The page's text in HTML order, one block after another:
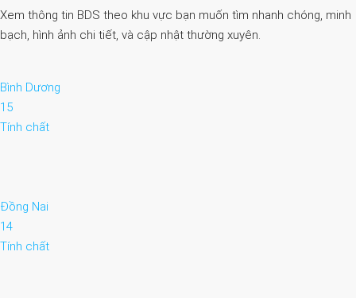
Xem thông tin BDS theo khu vực bạn muốn tìm nhanh chóng, minh
bạch, hình ảnh chi tiết, và cập nhật thường xuyên.
Bình Dương
15
Tính chất
Đồng Nai
14
Tính chất